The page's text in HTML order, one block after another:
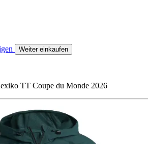
Weiter einkaufen
TT Coupe du Monde 2026